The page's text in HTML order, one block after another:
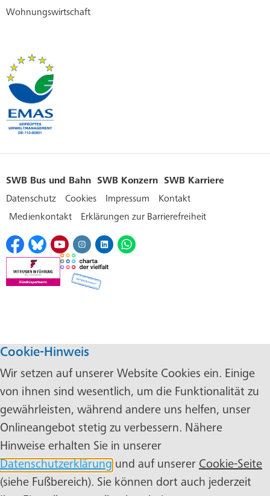
Wohnungswirtschaft
SWB Bus und Bahn SWB Konzern
SWB Karriere
Datenschutz
Cookies Impressum
Kontakt
Medienkontakt
Erklärungen zur Barrierefreiheit
Cookie-Hinweis
Wir setzen auf unserer Website Cookies ein. Einige
von ihnen sind wesentlich, um die Funktionalität zu
gewährleisten, während andere uns helfen, unser
Onlineangebot stetig zu verbessern. Nähere
Hinweise erhalten Sie in unserer
Datenschutzerklärung und auf unserer Cookie-Seite
(siehe Fußbereich). Sie können dort auch jederzeit